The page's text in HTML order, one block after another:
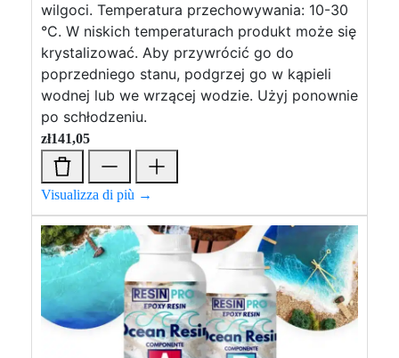
wilgoci. Temperatura przechowywania: 10-30
°C. W niskich temperaturach produkt może się
krystalizować. Aby przywrócić go do
poprzedniego stanu, podgrzej go w kąpieli
wodnej lub we wrzącej wodzie. Użyj ponownie
po schłodzeniu.
zł141,05
Visualizza di più →